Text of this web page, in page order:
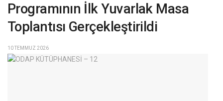
Programının İlk Yuvarlak Masa
Toplantısı Gerçekleştirildi
10 TEMMUZ 2026